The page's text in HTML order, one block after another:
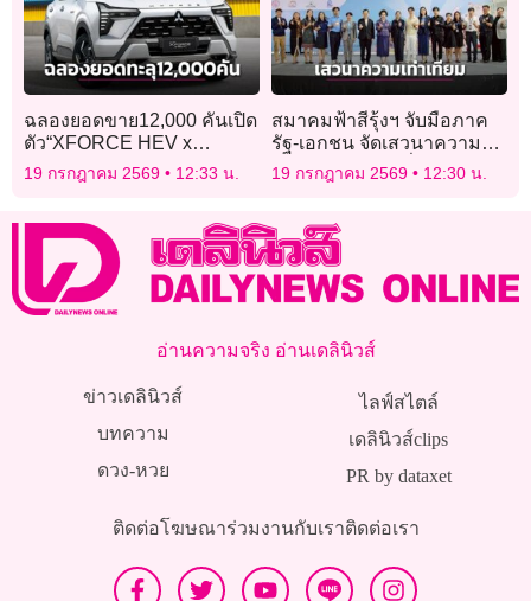
ฉลองยอดขาย12,000 คันเปิด
ตัว“XFORCE HEV x
JIRAYU KOO”
19 กรกฎาคม 2569 12:33 น.
สมาคมฟ้าสีรุ้งฯ จับมือภาค
รัฐ-เอกชน จัดเสวนาความ
เท่าเทียมสู่ความยั่งยืน
19 กรกฎาคม 2569 12:30 น.
อ่านความจริง อ่านเดลินิวส์
ข่าวเดลินิวส์
บทความ
ดวง-หวย
ไลฟ์สไตล์
เดลินิวส์clips
PR by dataxet
ติดต่อโฆษณาร่วมงานกับเราติดต่อเรา